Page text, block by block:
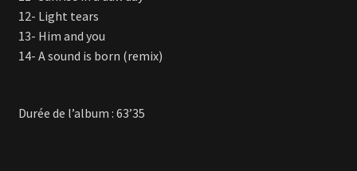
12- Light tears
13- Him and you
14- A sound is born (remix)
Durée de l’album : 63’35